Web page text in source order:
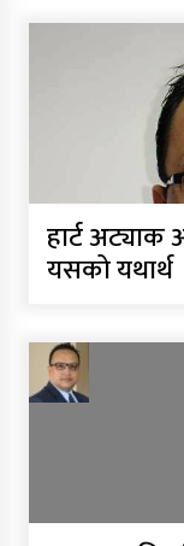
हार्ट अट्याक
यसको यथार्थ